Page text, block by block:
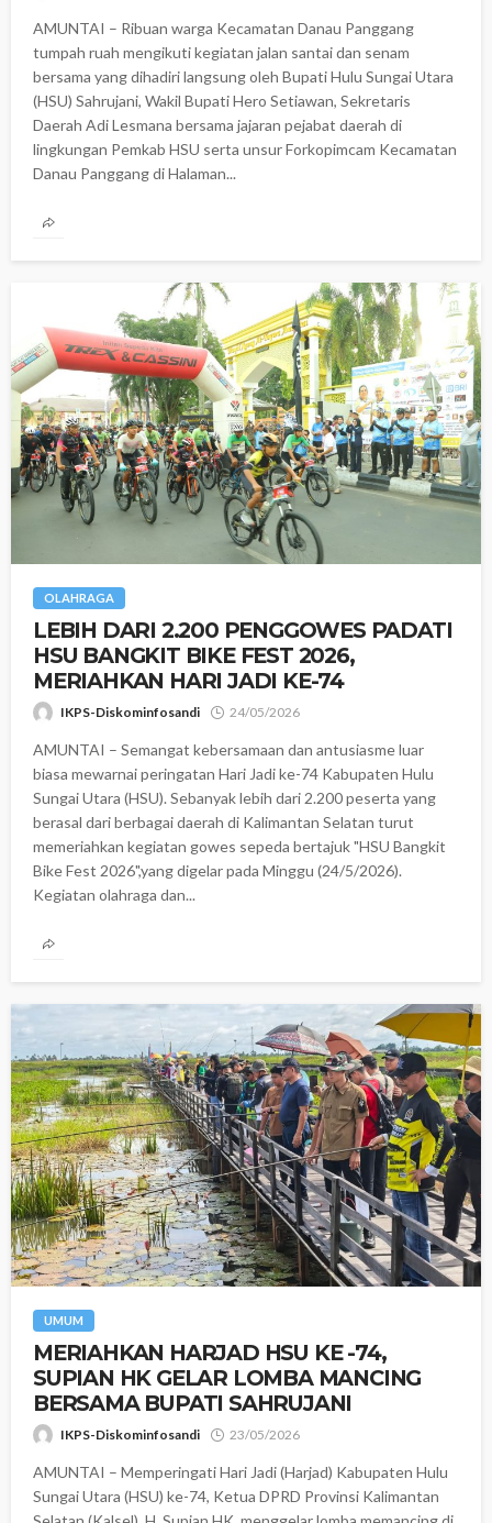
AMUNTAI – Ribuan warga Kecamatan Danau Panggang
tumpah ruah mengikuti kegiatan jalan santai dan senam
bersama yang dihadiri langsung oleh Bupati Hulu Sungai Utara
(HSU) Sahrujani, Wakil Bupati Hero Setiawan, Sekretaris
Daerah Adi Lesmana bersama jajaran pejabat daerah di
lingkungan Pemkab HSU serta unsur Forkopimcam Kecamatan
Danau Panggang di Halaman...
OLAHRAGA
LEBIH DARI 2.200 PENGGOWES PADATI
HSU BANGKIT BIKE FEST 2026,
MERIAHKAN HARI JADI KE-74
IKPS-Diskominfosandi 24/05/2026
‎AMUNTAI – Semangat kebersamaan dan antusiasme luar
biasa mewarnai peringatan Hari Jadi ke-74 Kabupaten Hulu
Sungai Utara (HSU). Sebanyak lebih dari 2.200 peserta yang
berasal dari berbagai daerah di Kalimantan Selatan turut
memeriahkan kegiatan gowes sepeda bertajuk "HSU Bangkit
Bike Fest 2026",yang digelar pada Minggu (24/5/2026). ‎
‎Kegiatan olahraga dan...
UMUM
‎​MERIAHKAN HARJAD HSU KE -74,
SUPIAN HK GELAR LOMBA MANCING
BERSAMA BUPATI SAHRUJANI
IKPS-Diskominfosandi 23/05/2026
AMUNTAI – Memperingati Hari Jadi (Harjad) Kabupaten Hulu
Sungai Utara (HSU) ke-74, Ketua DPRD Provinsi Kalimantan